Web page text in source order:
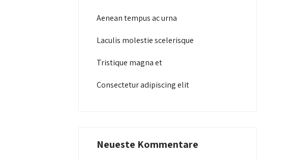
Aenean tempus ac urna
Laculis molestie scelerisque
Tristique magna et
Consectetur adipiscing elit
Neueste Kommentare